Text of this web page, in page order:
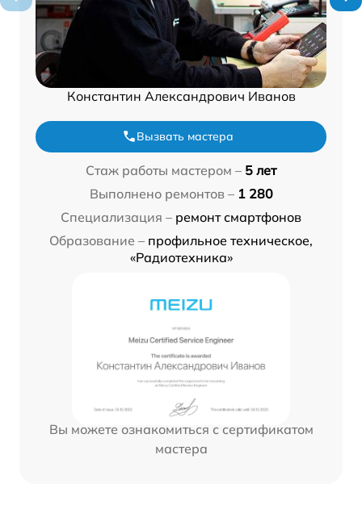
Константин Александрович Иванов
Вызвать мастера
Стаж работы мастером – 5 лет
Выполнено ремонтов – 1 280
Специализация – ремонт смартфонов
Образование – профильное техническое,
«Радиотехника»
Вы можете ознакомиться с сертификатом
мастера